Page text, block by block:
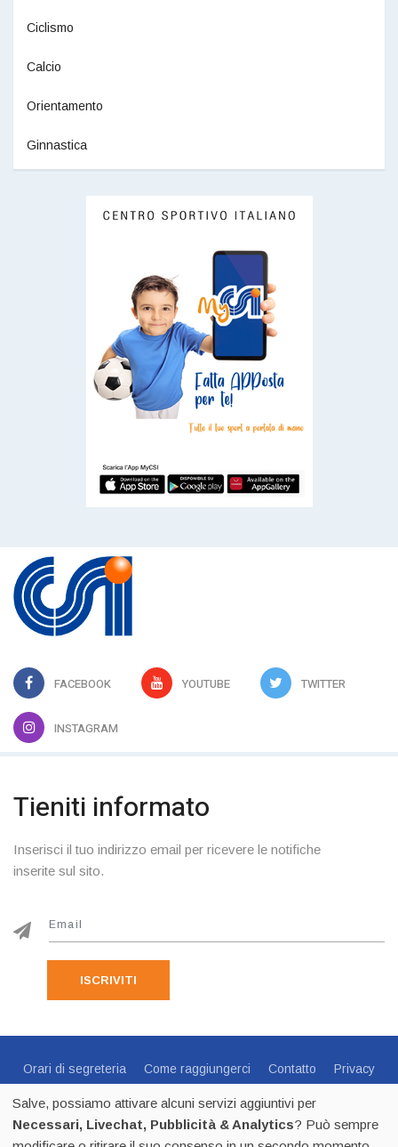
Ciclismo
Calcio
Orientamento
Ginnastica
FACEBOOK YOUTUBE TWITTER
INSTAGRAM
Tieniti informato
Inserisci il tuo indirizzo email per ricevere le notifiche
inserite sul sito.
ISCRIVITI
Orari di segreteria Come raggiungerci Contatto
Privacy
Centro Sportivo Italiano Comitato di Trento - via C.Endrici, 20
Salve, possiamo attivare alcuni servizi aggiuntivi per
Necessari, Livechat, Pubblicità & Analytics? Può sempre